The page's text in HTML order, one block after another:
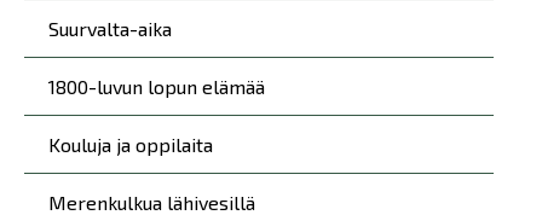
Suurvalta-aika
1800-luvun lopun elämää
Kouluja ja oppilaita
Merenkulkua lähivesillä